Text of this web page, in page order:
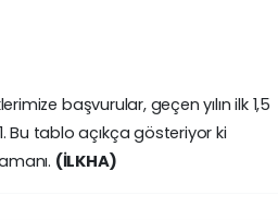
başvurular, geçen yılın ilk 1,5
Bu tablo açıkça gösteriyor ki
(İLKHA)